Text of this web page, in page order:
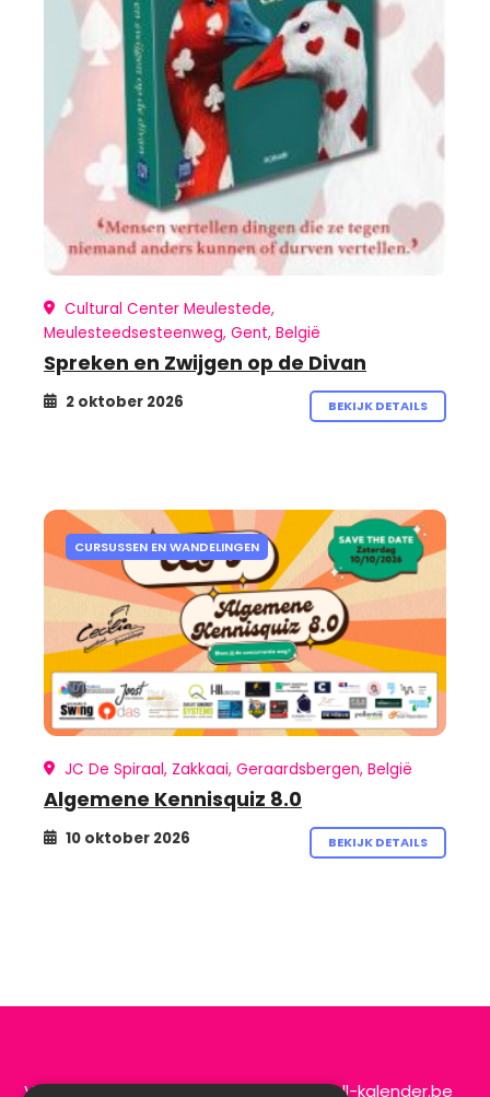
Cultural Center Meulestede,
Meulesteedsesteenweg, Gent, België
Spreken en Zwijgen op de Divan
2 oktober 2026 BEKIJK DETAILS
CURSUSSEN EN WANDELINGEN
JC De Spiraal, Zakkaai, Geraardsbergen, België
Algemene Kennisquiz 8.0
10 oktober 2026 BEKIJK DETAILS
Vragen of opmerkingen?info@de-scroll-kalender.be